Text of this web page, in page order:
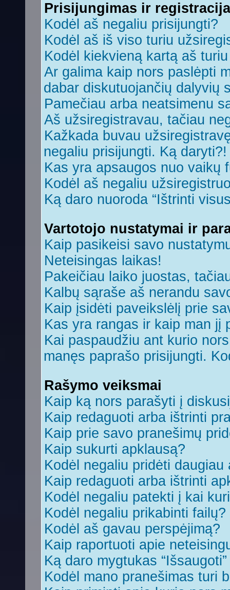
Prisijungimas ir registracija
Kodėl aš negaliu prisijungti?
Kodėl aš iš viso turiu
Kodėl kiekvieną kartą aš
Ar galima kaip nors paslėpti
dabar diskutuojančių dalyvių
Pamečiau arba neatsimenu
Aš užsiregistravau, tačiau
Kažkada buvau
negaliu prisijungti. Ką daryti?!
Kas yra apsaugos nuo vaikų
Kodėl aš negaliu
Ką daro nuoroda “Ištrinti
Vartotojo nustatymai ir
Kaip pasikeisi savo
Neteisingas laikas!
Pakeičiau laiko juostas,
Kalbų sąraše aš nerandu
Kaip įsidėti paveikslėlį prie
Kas yra rangas ir kaip man jį
Kai paspaudžiu ant kurio
manęs paprašo prisijungti.
Rašymo veiksmai
Kaip ką nors parašyti į
Kaip redaguoti arba ištrinti
Kaip prie savo pranešimų
Kaip sukurti apklausą?
Kodėl negaliu pridėti
Kaip redaguoti arba ištrinti
Kodėl negaliu patekti į kai
Kodėl negaliu prikabinti failų?
Kodėl aš gavau perspėjimą?
Kaip raportuoti apie
Ką daro mygtukas
Kodėl mano pranešimas turi